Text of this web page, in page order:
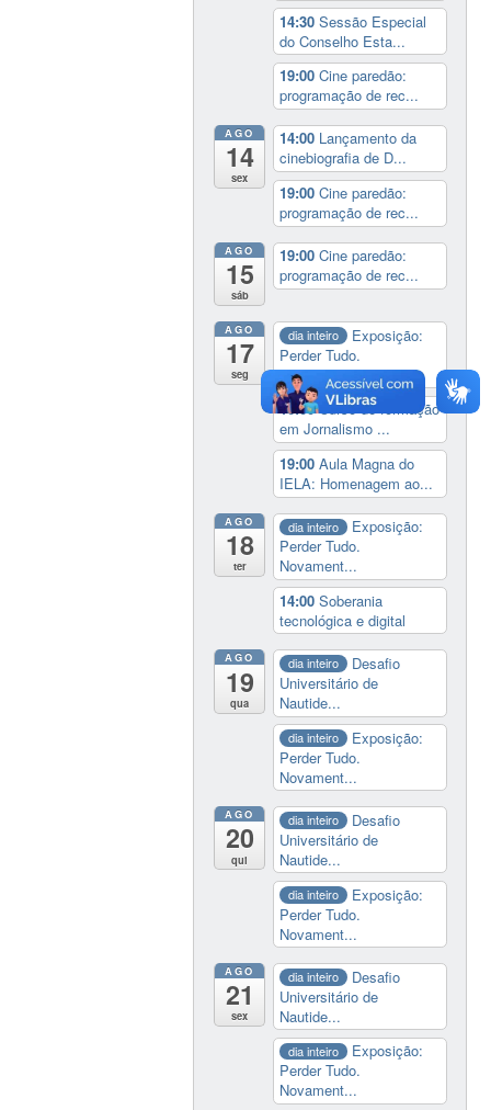
14:30Sessão Especial
do Conselho Esta...
19:00Cine paredão:
programação de rec...
AGO
14
sex
14:00 Lançamento da
cinebiografia de D...
19:00Cine paredão:
programação de rec...
AGO
15
sáb
19:00Cine paredão:
programação de rec...
AGO
17
seg
dia inteiro
Exposição:
Perder Tudo.
Novament...
16:00Curso de formação
em Jornalismo ...
19:00Aula Magna do
IELA: Homenagem ao...
AGO
18
ter
dia inteiro
Exposição:
Perder Tudo.
Novament...
14:00Soberania
tecnológica e digital
AGO
19
qua
dia inteiro
Desafio
Universitário de
Nautide...
dia inteiro
Exposição:
Perder Tudo.
Novament...
AGO
20
qui
dia inteiro
Desafio
Universitário de
Nautide...
dia inteiro
Exposição:
Perder Tudo.
Novament...
AGO
21
sex
dia inteiro
Desafio
Universitário de
Nautide...
dia inteiro
Exposição:
Perder Tudo.
Novament...